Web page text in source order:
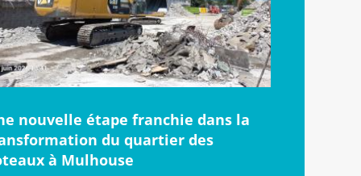
nouvelle étape franchie dans la
du quartier des
à Mulhouse